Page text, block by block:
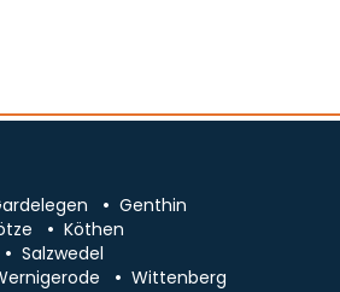
Genthin
Köthen
Salzwedel
Wittenberg